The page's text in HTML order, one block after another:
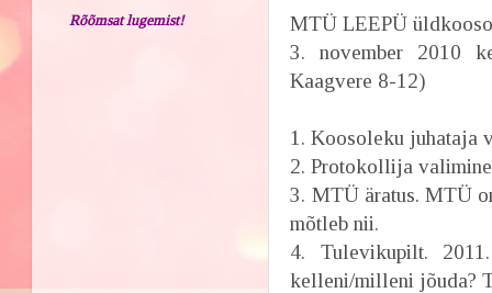
MTÜ LEEPÜ
3. november 2010
Kaagvere 8-12)
1. Koosoleku juhataja
2. Protokollija
3. MTÜ äratus. MTÜ
mõtleb nii.
4. Tulevikupilt.
kelleni/milleni jõuda?
Rõõmsat lugemist!